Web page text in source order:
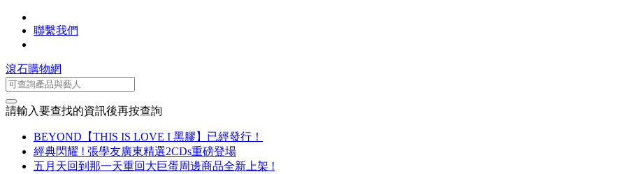
聯繫我們
滾石購物網
請輸入要查找的資訊後再按查詢
BEYOND【THIS IS LOVE I 黑膠】已經發行！
經典閃耀 ! 張學友廣東精選2CDs重磅登場
五月天回到那一天重回大巨蛋周邊商品全新上架 !